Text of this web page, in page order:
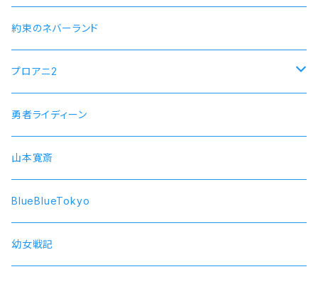
フィーロ
先輩モデル
ストライクウィッチーズ15周年501部隊モデル
約束のネバーランド
プロアニ2
SOARA
SolidS
Growth
QUELL
勇者ライディーン
山本寛斎
BlueBlueTokyo
幼女戦記